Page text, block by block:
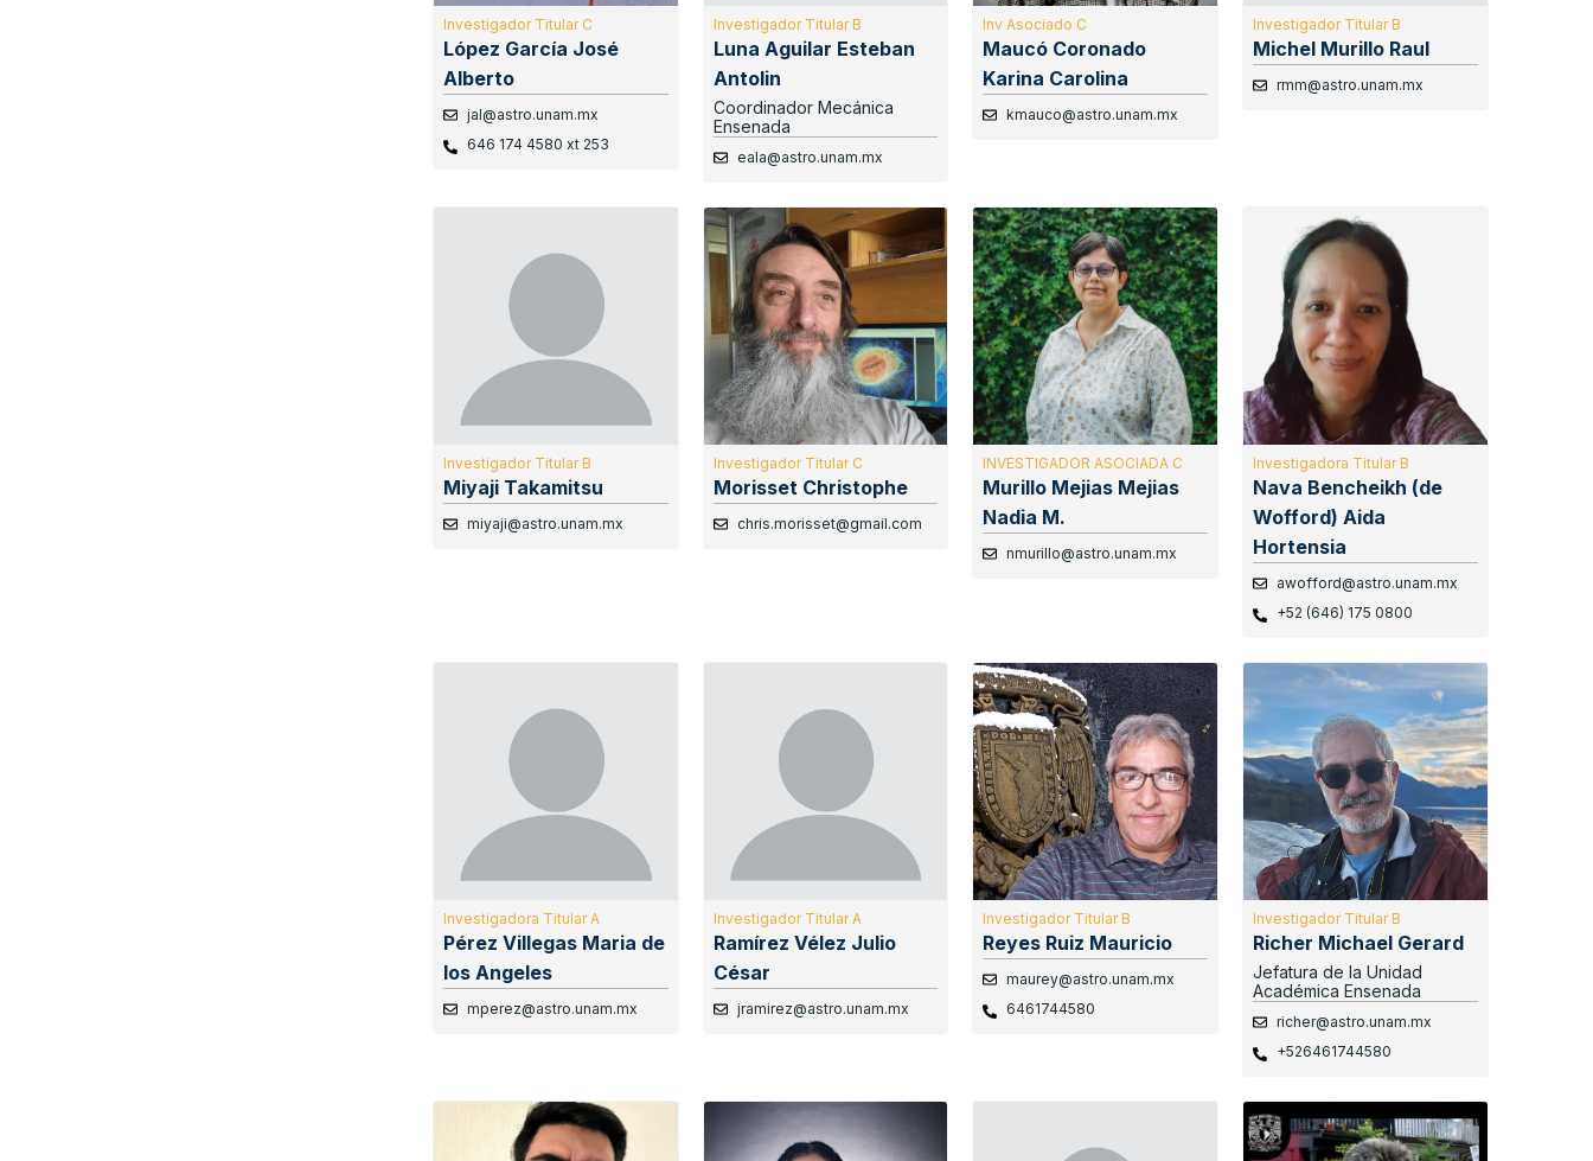
Investigador Titular C
López García José
Alberto
jal@astro.unam.mx
646 174 4580 xt 253
Investigador Titular B
Luna Aguilar Esteban
Antolin
Coordinador Mecánica
Ensenada
eala@astro.unam.mx
Inv Asociado C
Maucó Coronado
Karina Carolina
kmauco@astro.unam.mx
Investigador Titular B
Michel Murillo Raul
rmm@astro.unam.mx
Investigador Titular B
Miyaji Takamitsu
miyaji@astro.unam.mx
Investigador Titular C
Morisset Christophe
chris.morisset@gmail.com
INVESTIGADOR ASOCIADA C
Murillo Mejias Mejias
Nadia M.
nmurillo@astro.unam.mx
Investigadora Titular B
Nava Bencheikh (de
Wofford) Aida
Hortensia
awofford@astro.unam.mx
+52 (646) 175 0800
Investigadora Titular A
Pérez Villegas Maria de
los Angeles
mperez@astro.unam.mx
Investigador Titular A
Ramírez Vélez Julio
César
jramirez@astro.unam.mx
Investigador Titular B
Reyes Ruiz Mauricio
maurey@astro.unam.mx
6461744580
Investigador Titular B
Richer Michael Gerard
Jefatura de la Unidad
Académica Ensenada
richer@astro.unam.mx
+526461744580